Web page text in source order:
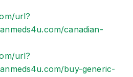
url?
canadian-
url?
buy-generic-